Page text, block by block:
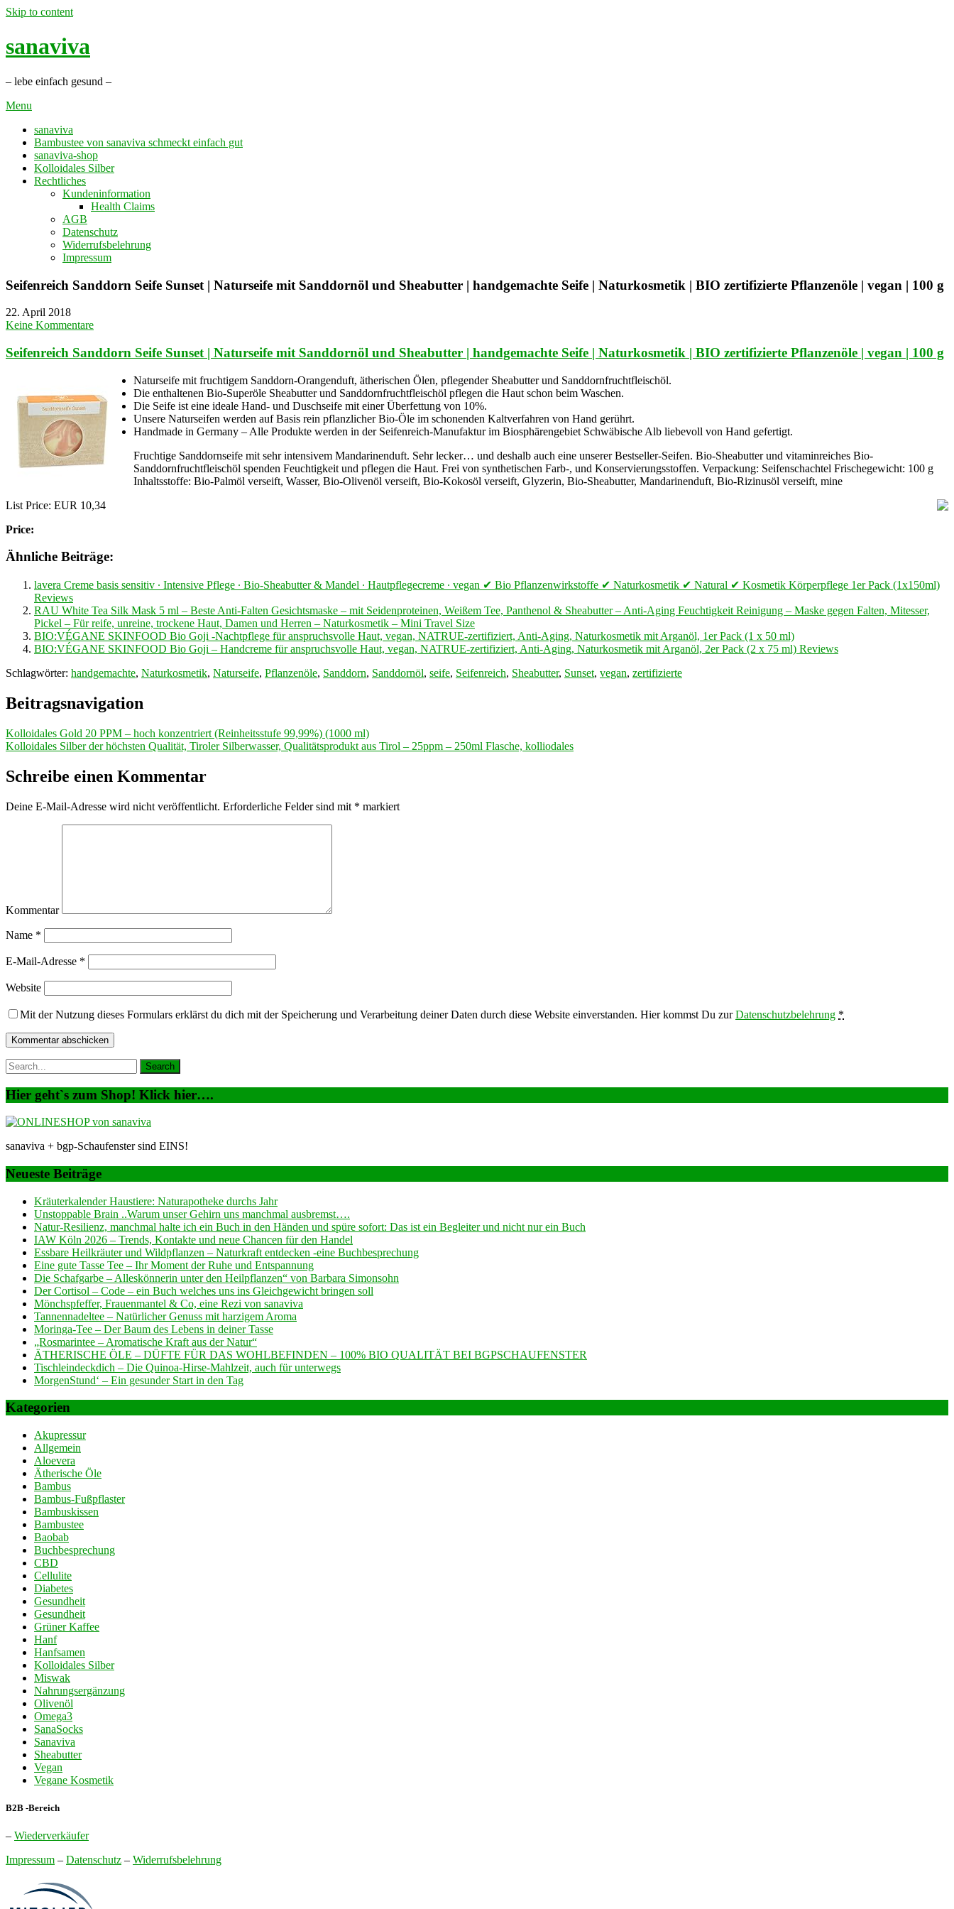
Skip to content
sanaviva
– lebe einfach gesund –
Menu
sanaviva
Bambustee von sanaviva schmeckt einfach gut
sanaviva-shop
Kolloidales Silber
Rechtliches
Kundeninformation
Health Claims
AGB
Datenschutz
Widerrufsbelehrung
Impressum
Seifenreich Sanddorn Seife Sunset | Naturseife mit Sanddornöl und Sheabutter | handgemachte Seife | Naturkosmetik | BIO zertifizierte Pflanzenöle | vegan | 100 g
22. April 2018
Keine Kommentare
Seifenreich Sanddorn Seife Sunset | Naturseife mit Sanddornöl und Sheabutter | handgemachte Seife | Naturkosmetik | BIO zertifizierte Pflanzenöle | vegan | 100 g
Naturseife mit fruchtigem Sanddorn-Orangenduft, ätherischen Ölen, pflegender Sheabutter und Sanddornfruchtfleischöl.
Die enthaltenen Bio-Superöle Sheabutter und Sanddornfruchtfleischöl pflegen die Haut schon beim Waschen.
Die Seife ist eine ideale Hand- und Duschseife mit einer Überfettung von 10%.
Unsere Naturseifen werden auf Basis rein pflanzlicher Bio-Öle im schonenden Kaltverfahren von Hand gerührt.
Handmade in Germany – Alle Produkte werden in der Seifenreich-Manufaktur im Biosphärengebiet Schwäbische Alb liebevoll von Hand gefertigt.
Fruchtige Sanddornseife mit sehr intensivem Mandarinenduft. Sehr lecker… und deshalb auch eine unserer Bestseller-Seifen. Bio-Sheabutter und vitaminreiches Bio-
Sanddornfruchtfleischöl spenden Feuchtigkeit und pflegen die Haut. Frei von synthetischen Farb-, und Konservierungsstoffen. Verpackung: Seifenschachtel Frischegewicht: 100 g
Inhaltsstoffe: Bio-Palmöl verseift, Wasser, Bio-Olivenöl verseift, Bio-Kokosöl verseift, Glyzerin, Bio-Sheabutter, Mandarinenduft, Bio-Rizinusöl verseift, mine
List Price: EUR 10,34
Price:
Ähnliche Beiträge:
lavera Creme basis sensitiv ∙ Intensive Pflege ∙ Bio-Sheabutter & Mandel ∙ Hautpflegecreme ∙ vegan ✔ Bio Pflanzenwirkstoffe ✔ Naturkosmetik ✔ Natural ✔ Kosmetik Körperpflege 1er Pack (1x150ml)
Reviews
RAU White Tea Silk Mask 5 ml – Beste Anti-Falten Gesichtsmaske – mit Seidenproteinen, Weißem Tee, Panthenol & Sheabutter – Anti-Aging Feuchtigkeit Reinigung – Maske gegen Falten, Mitesser,
Pickel – Für reife, unreine, trockene Haut, Damen und Herren – Naturkosmetik – Mini Travel Size
BIO:VÉGANE SKINFOOD Bio Goji -Nachtpflege für anspruchsvolle Haut, vegan, NATRUE-zertifiziert, Anti-Aging, Naturkosmetik mit Arganöl, 1er Pack (1 x 50 ml)
BIO:VÉGANE SKINFOOD Bio Goji – Handcreme für anspruchsvolle Haut, vegan, NATRUE-zertifiziert, Anti-Aging, Naturkosmetik mit Arganöl, 2er Pack (2 x 75 ml) Reviews
Schlagwörter: handgemachte, Naturkosmetik, Naturseife, Pflanzenöle, Sanddorn, Sanddornöl, seife, Seifenreich, Sheabutter, Sunset, vegan, zertifizierte
Beitragsnavigation
Kolloidales Gold 20 PPM – hoch konzentriert (Reinheitsstufe 99,99%) (1000 ml)
Kolloidales Silber der höchsten Qualität, Tiroler Silberwasser, Qualitätsprodukt aus Tirol – 25ppm – 250ml Flasche, kolliodales
Schreibe einen Kommentar
Deine E-Mail-Adresse wird nicht veröffentlicht. Erforderliche Felder sind mit * markiert
Kommentar
Name *
E-Mail-Adresse *
Website
Mit der Nutzung dieses Formulars erklärst du dich mit der Speicherung und Verarbeitung deiner Daten durch diese Website einverstanden. Hier kommst Du zurDatenschutzbelehrung *
Hier geht`s zum Shop! Klick hier….
sanaviva + bgp-Schaufenster sind EINS!
Neueste Beiträge
Kräuterkalender Haustiere: Naturapotheke durchs Jahr
Unstoppable Brain ..Warum unser Gehirn uns manchmal ausbremst….
Natur-Resilienz, manchmal halte ich ein Buch in den Händen und spüre sofort: Das ist ein Begleiter und nicht nur ein Buch
IAW Köln 2026 – Trends, Kontakte und neue Chancen für den Handel
Essbare Heilkräuter und Wildpflanzen – Naturkraft entdecken -eine Buchbesprechung
Eine gute Tasse Tee – Ihr Moment der Ruhe und Entspannung
Die Schafgarbe – Alleskönnerin unter den Heilpflanzen“ von Barbara Simonsohn
Der Cortisol – Code – ein Buch welches uns ins Gleichgewicht bringen soll
Mönchspfeffer, Frauenmantel & Co, eine Rezi von sanaviva
Tannennadeltee – Natürlicher Genuss mit harzigem Aroma
Moringa-Tee – Der Baum des Lebens in deiner Tasse
„Rosmarintee – Aromatische Kraft aus der Natur“
ÄTHERISCHE ÖLE – DÜFTE FÜR DAS WOHLBEFINDEN – 100% BIO QUALITÄT BEI BGPSCHAUFENSTER
Tischleindeckdich – Die Quinoa-Hirse-Mahlzeit, auch für unterwegs
MorgenStund‘ – Ein gesunder Start in den Tag
Kategorien
Akupressur
Allgemein
Aloevera
Ätherische Öle
Bambus
Bambus-Fußpflaster
Bambuskissen
Bambustee
Baobab
Buchbesprechung
CBD
Cellulite
Diabetes
Gesundheit
Gesundheit
Grüner Kaffee
Hanf
Hanfsamen
Kolloidales Silber
Miswak
Nahrungsergänzung
Olivenöl
Omega3
SanaSocks
Sanaviva
Sheabutter
Vegan
Vegane Kosmetik
B2B -Bereich
– Wiederverkäufer
Impressum – Datenschutz – Widerrufsbelehrung